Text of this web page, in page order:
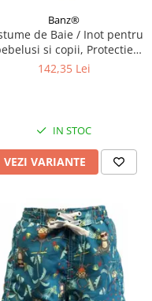
Banz®
de Baie / Inot pentru
si copii, Protectie
Soare UPF50+, Sea Horse,
142,35 Lei
IN STOC
VEZI VARIANTE